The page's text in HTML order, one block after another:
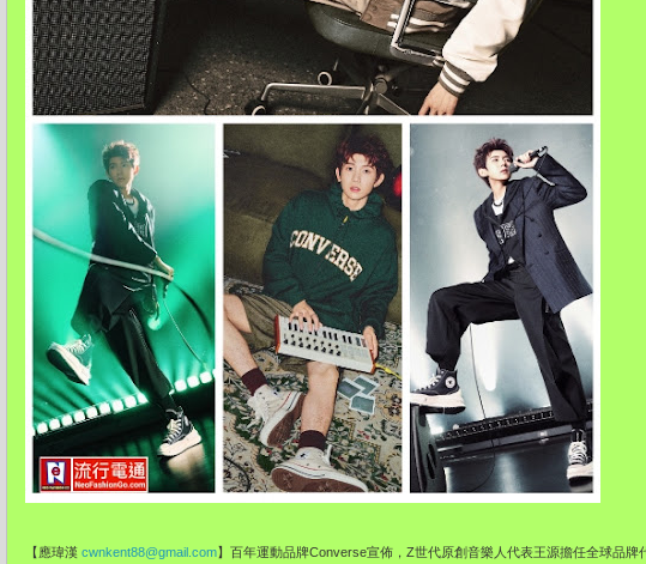
【應瑋漢 cwnkent88@gmail.com】 百年運動品牌Converse宣佈， Z世代原創音樂人代表王源擔任全球品牌